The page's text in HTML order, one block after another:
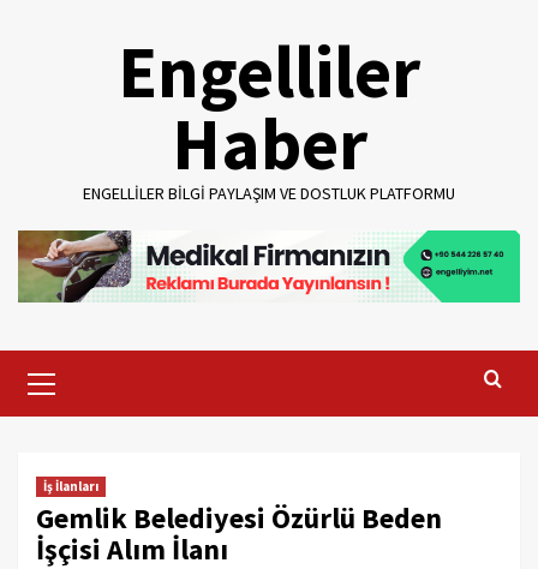
Engelliler
Haber
ENGELLILER BILGI PAYLAŞIM VE DOSTLUK PLATFORMU
Menu
İş İlanları
Gemlik Belediyesi Özürlü Beden
İşçisi Alım İlanı